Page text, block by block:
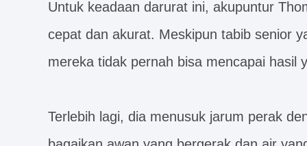
Untuk keadaan darurat ini, akupuntur
cepat dan akurat. Meskipun tabib senior
mereka tidak pernah bisa mencapai hasil
Terlebih lagi, dia menusuk jarum perak